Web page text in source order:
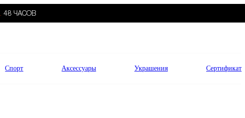
48 ЧАСОВ
Спорт Аксессуары Украшения Сертификат